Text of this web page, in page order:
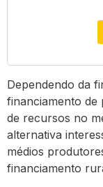
Dependendo da
financiamento de
de recursos no
alternativa
médios
financiamento